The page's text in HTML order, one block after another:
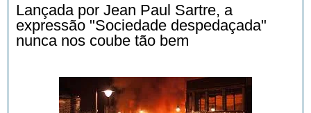
Lançada por Jean Paul Sartre, a
expressão "Sociedade despedaçada"
nunca nos coube tão bem